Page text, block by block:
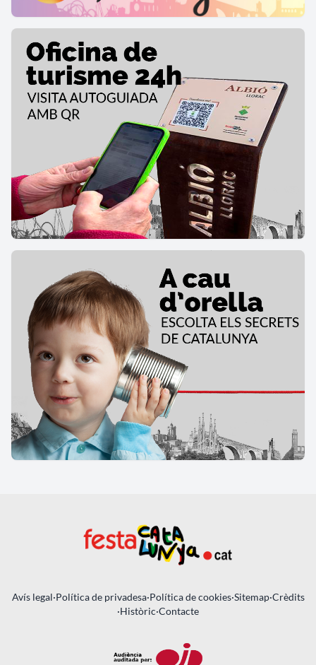
Avís legal·Política de privadesa·Política de cookies·Sitemap·Crèdits
·Històric·Contacte